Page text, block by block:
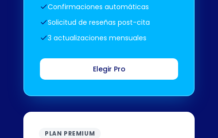
Confirmaciones automáticas
Solicitud de reseñas post-cita
3 actualizaciones mensuales
Elegir Pro
PLAN PREMIUM